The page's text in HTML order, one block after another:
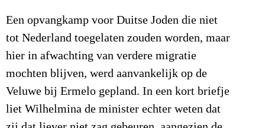
Een opvangkamp voor Duitse Joden die niet
tot Nederland toegelaten zouden worden, maar
hier in afwachting van verdere migratie
mochten blijven, werd aanvankelijk op de
Veluwe bij Ermelo gepland. In een kort briefje
liet Wilhelmina de minister echter weten dat